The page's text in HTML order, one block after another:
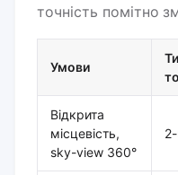
точність помітно
Умови
Відкрита
місцевість,
sky-view 360°